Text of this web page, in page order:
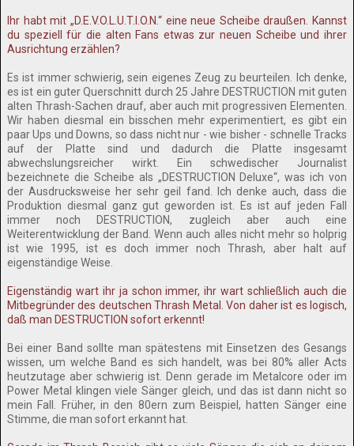
Ihr habt mit „D.E.V.O.L.U.T.I.O.N.“ eine neue Scheibe draußen. Kannst
du speziell für die alten Fans etwas zur neuen Scheibe und ihrer
Ausrichtung erzählen?
Es ist immer schwierig, sein eigenes Zeug zu beurteilen. Ich denke,
es ist ein guter Querschnitt durch 25 Jahre DESTRUCTION mit guten
alten Thrash-Sachen drauf, aber auch mit progressiven Elementen.
Wir haben diesmal ein bisschen mehr experimentiert, es gibt ein
paar Ups und Downs, so dass nicht nur - wie bisher - schnelle Tracks
auf der Platte sind und dadurch die Platte insgesamt
abwechslungsreicher wirkt. Ein schwedischer Journalist
bezeichnete die Scheibe als „DESTRUCTION Deluxe“, was ich von
der Ausdrucksweise her sehr geil fand. Ich denke auch, dass die
Produktion diesmal ganz gut geworden ist. Es ist auf jeden Fall
immer noch DESTRUCTION, zugleich aber auch eine
Weiterentwicklung der Band. Wenn auch alles nicht mehr so holprig
ist wie 1995, ist es doch immer noch Thrash, aber halt auf
eigenständige Weise.
Eigenständig wart ihr ja schon immer, ihr wart schließlich auch die
Mitbegründer des deutschen Thrash Metal. Von daher ist es logisch,
daß man DESTRUCTION sofort erkennt!
Bei einer Band sollte man spätestens mit Einsetzen des Gesangs
wissen, um welche Band es sich handelt, was bei 80% aller Acts
heutzutage aber schwierig ist. Denn gerade im Metalcore oder im
Power Metal klingen viele Sänger gleich, und das ist dann nicht so
mein Fall. Früher, in den 80ern zum Beispiel, hatten Sänger eine
Stimme, die man sofort erkannt hat.